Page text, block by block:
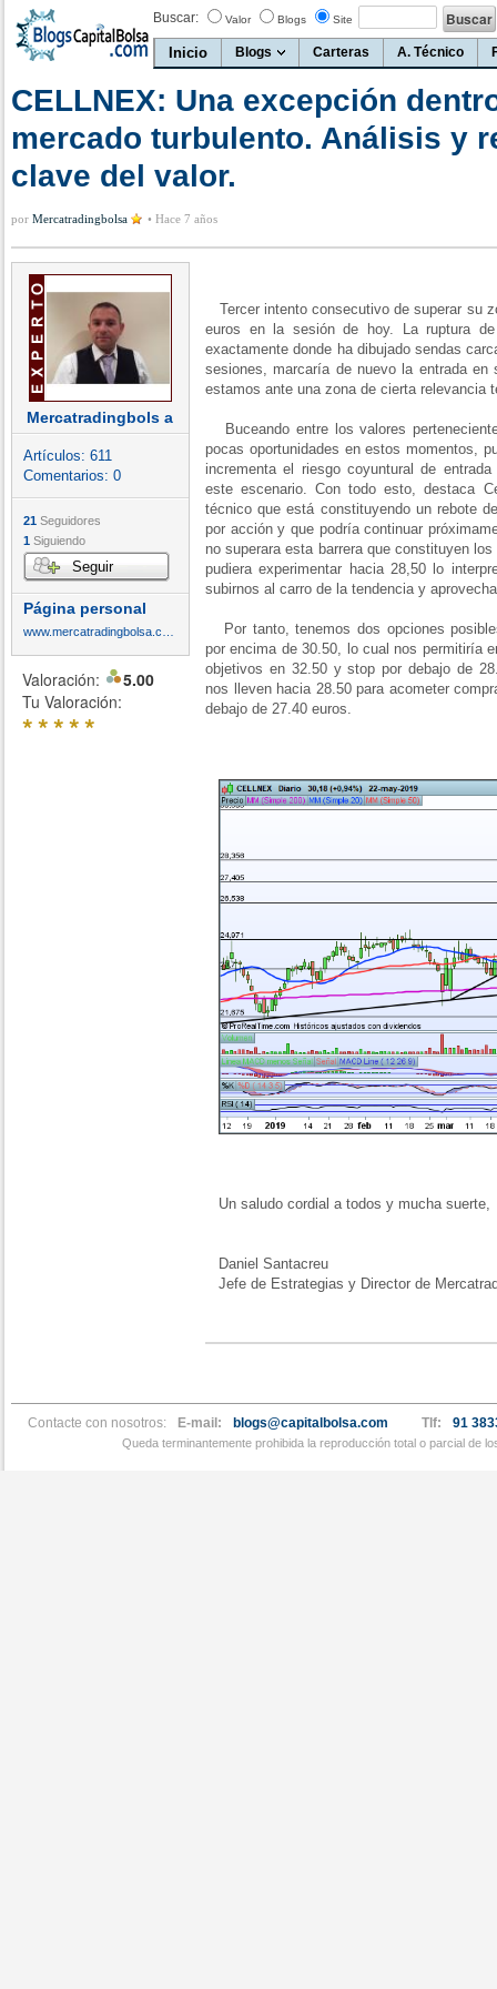
Buscar: Valor Blogs Site
Inicio Blogs Carteras A. Técnico
CELLNEX: Una excepción
mercado turbulento. Análisis y
clave del valor.
por Mercatradingbolsa • Hace 7 años
Mercatradingbols a
Artículos: 611
Comentarios: 0
21 Seguidores
1 Siguiendo
Seguir
Página personal
Valoración:
5.00
Tu Valoración:
*****
Tercer intento consecutivo de superar su
euros en la sesión de hoy. La ruptura
exactamente donde ha dibujado sendas
sesiones, marcaría de nuevo la entrada
estamos ante una zona de cierta relevancia
Buceando entre los valores
pocas oportunidades en estos momentos,
incrementa el riesgo coyuntural de
este escenario. Con todo esto, destaca
técnico que está constituyendo un rebote
por acción y que podría continuar
no superara esta barrera que constituyen
pudiera experimentar hacia 28,50 lo
subirnos al carro de la tendencia y
Por tanto, tenemos dos opciones
por encima de 30.50, lo cual nos permitiría
objetivos en 32.50 y stop por debajo de
nos lleven hacia 28.50 para acometer
debajo de 27.40 euros.
Un saludo cordial a todos y mucha suerte,
Daniel Santacreu
Jefe de Estrategias y Director de
Contacte con nosotros: E-mail: blogs@capitalbolsa.com Tlf: 91
Queda terminantemente prohibida la reproducción total o parcial de